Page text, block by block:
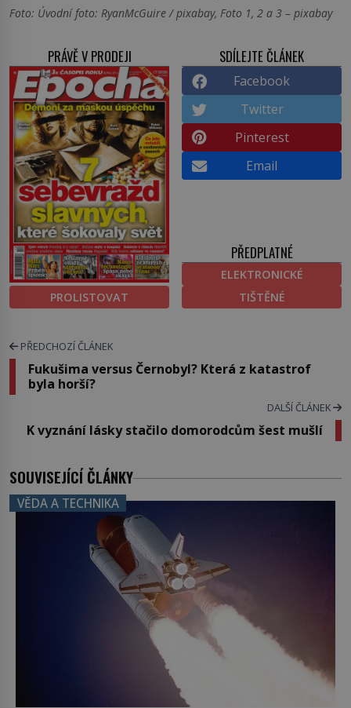
Foto: Úvodní foto: RyanMcGuire / pixabay, Foto 1, 2 a 3 – pixabay
PRÁVĚ V PRODEJI
PROLISTOVAT
SDÍLEJTE ČLÁNEK
Facebook
Twitter
Pinterest
Email
PŘEDPLATNÉ
ELEKTRONICKÉ
TIŠTĚNÉ
PŘEDCHOZÍ ČLÁNEK
Fukušima versus Černobyl? Která z katastrof
byla horší?
DALŠÍ ČLÁNEK
K vyznání lásky stačilo domorodcům šest mušlí
SOUVISEJÍCÍ ČLÁNKY
VĚDA A TECHNIKA